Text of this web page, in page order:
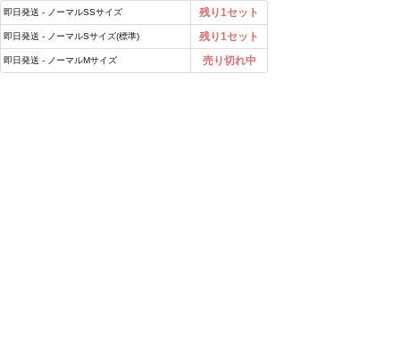
即日発送 - ノーマルSSサイズ 残り1セット
即日発送 - ノーマルSサイズ(標準) 残り1セット
即日発送 - ノーマルMサイズ 売り切れ中